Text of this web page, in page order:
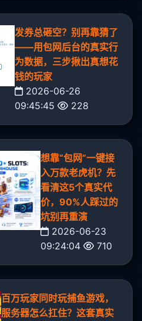
发券总砸空？别再靠猜了
——用包网后台的真实行
为数据，三步揪出真想花
钱的玩家
2026-06-26
09:45:45
228
想靠“包网”一键接
入万款老虎机？先
看清这5个真实代
价，90%人踩过的
坑别再重演
2026-06-23
09:24:04
710
百万玩家同时玩捕鱼游戏，
服务器怎么扛住？这套真实